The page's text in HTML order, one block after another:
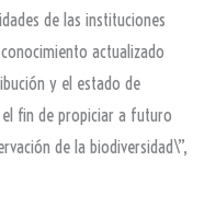
de las instituciones
actualizado
y el estado de
fin de propiciar a futuro
de la biodiversidad\”,